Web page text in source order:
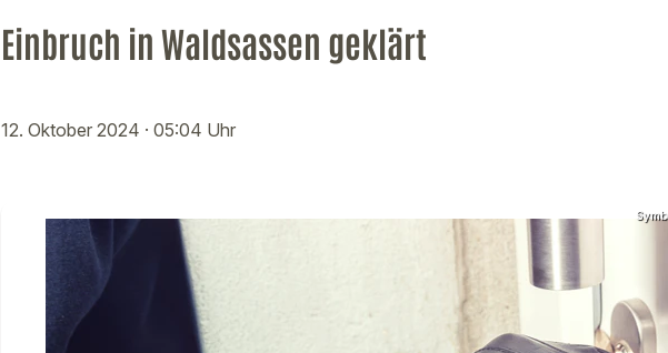
Einbruch in Waldsassen geklärt
12. Oktober 2024 · 05:04 Uhr